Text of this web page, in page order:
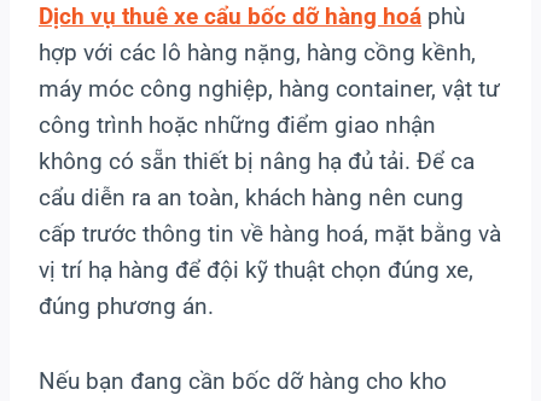
Dịch vụ thuê xe cẩu bốc dỡ hàng hoá phù
hợp với các lô hàng nặng, hàng cồng kềnh,
máy móc công nghiệp, hàng container, vật tư
công trình hoặc những điểm giao nhận
không có sẵn thiết bị nâng hạ đủ tải. Để ca
cẩu diễn ra an toàn, khách hàng nên cung
cấp trước thông tin về hàng hoá, mặt bằng và
vị trí hạ hàng để đội kỹ thuật chọn đúng xe,
đúng phương án.
Nếu bạn đang cần bốc dỡ hàng cho kho